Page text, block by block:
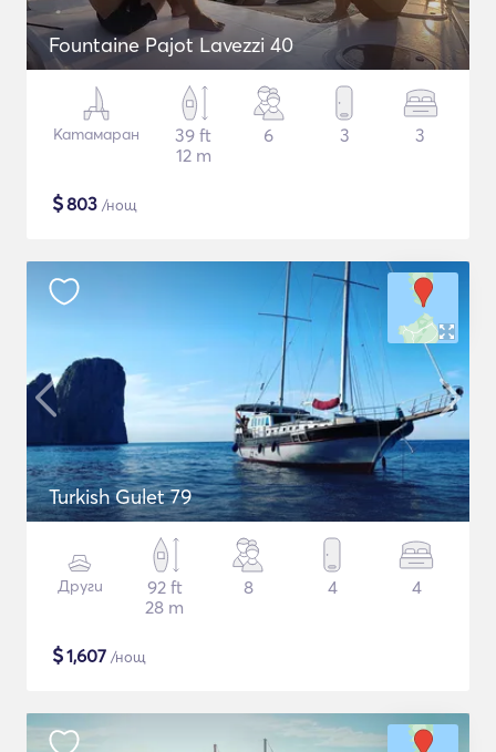
Fountaine Pajot Lavezzi 40
Катамаран
39 ft
12 m
6 3 3
$803 /нощ
Turkish Gulet 79
Други
92 ft
28 m
8 4 4
$1,607 /нощ